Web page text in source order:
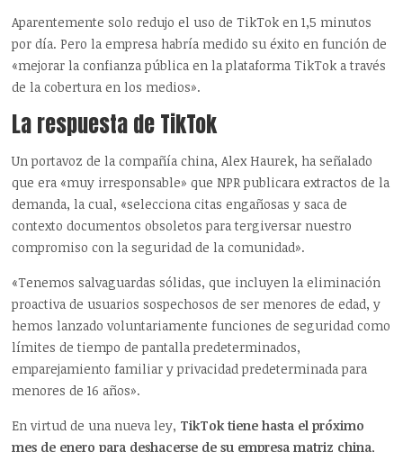
Aparentemente solo redujo el uso de TikTok en 1,5 minutos
por día. Pero la empresa habría medido su éxito en función de
«mejorar la confianza pública en la plataforma TikTok a través
de la cobertura en los medios».
La respuesta de TikTok
Un portavoz de la compañía china, Alex Haurek, ha señalado
que era «muy irresponsable» que NPR publicara extractos de la
demanda, la cual, «selecciona citas engañosas y saca de
contexto documentos obsoletos para tergiversar nuestro
compromiso con la seguridad de la comunidad».
«Tenemos salvaguardas sólidas, que incluyen la eliminación
proactiva de usuarios sospechosos de ser menores de edad, y
hemos lanzado voluntariamente funciones de seguridad como
límites de tiempo de pantalla predeterminados,
emparejamiento familiar y privacidad predeterminada para
menores de 16 años».
En virtud de una nueva ley, TikTok tiene hasta el próximo
mes de enero para deshacerse de su empresa matriz china,